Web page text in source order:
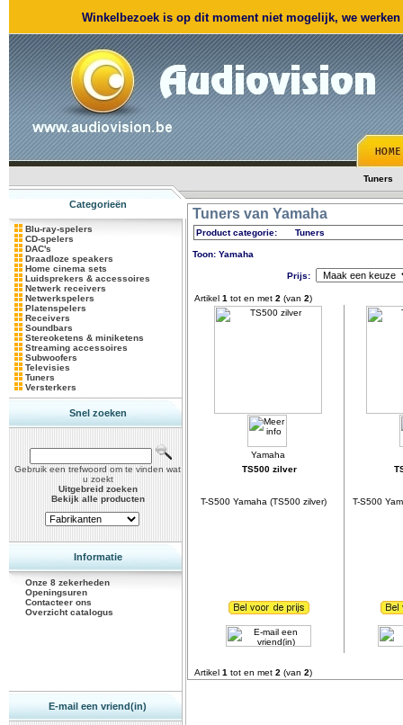
Winkelbezoek is op dit moment niet mogelijk, we
Tuners
Categorieën
Blu-ray-spelers
CD-spelers
DAC's
Draadloze speakers
Home cinema sets
Luidsprekers & accessoires
Netwerk receivers
Netwerkspelers
Platenspelers
Receivers
Soundbars
Stereoketens & miniketens
Streaming accessoires
Subwoofers
Televisies
Tuners
Versterkers
Snel zoeken
Gebruik een trefwoord om te vinden wat
u zoekt
Uitgebreid zoeken
Bekijk alle producten
Informatie
Onze 8 zekerheden
Openingsuren
Contacteer ons
Overzicht catalogus
E-mail een vriend(in)
Tuners van Yamaha
Product categorie: Tuners
Toon: Yamaha
Prijs:
Artikel 1 tot en met 2 (van 2)
TS500 zilver
T-S500 Yamaha (TS500 zilver) T-S500
Artikel 1 tot en met 2 (van 2)